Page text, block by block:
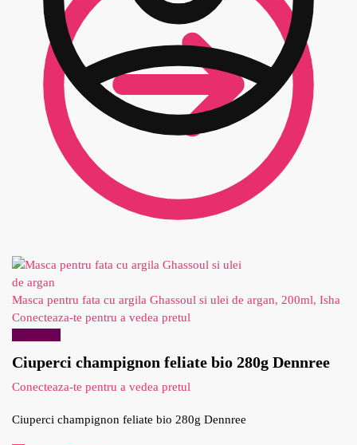
Masca pentru fata cu argila Ghassoul si ulei de argan, 200ml, Isha
Conecteaza-te pentru a vedea pretul
Ciuperci champignon feliate bio 280g Dennree
Conecteaza-te pentru a vedea pretul
Ciuperci champignon feliate bio 280g Dennree